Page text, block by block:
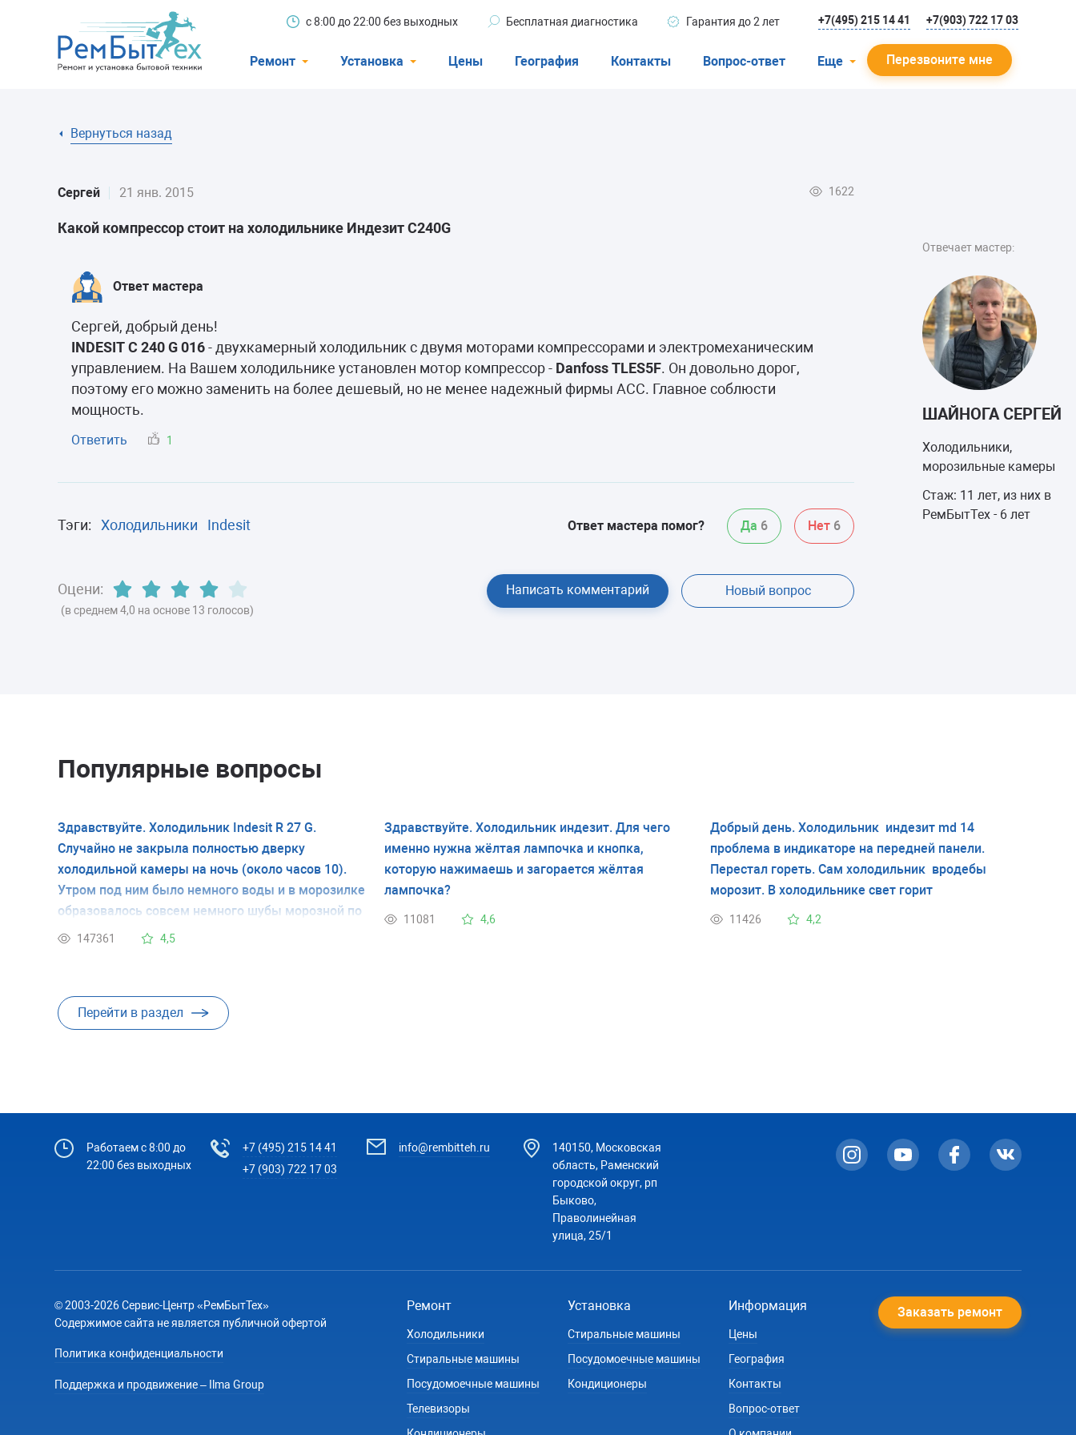
с 8:00 до 22:00 без выходных Бесплатная диагностика Гарантия до 2 лет +7(495) 215 14 41 +7(903) 722 17 03
Ремонт
Кондиционеры
Морозильные камеры
Сушильные машины
Установка Цены География Контакты Вопрос-ответ Еще
Мастера
Перезвоните мне
Вернуться назад
Сергей 21 янв. 2015 1622
Какой компрессор стоит на холодильнике Индезит C240G
Отвечает мастер:
ШАЙНОГА СЕРГЕЙ
Холодильники,
морозильные камеры
Стаж: 11 лет, из них в
РемБытТех - 6 лет
Ответ мастера
Сергей, добрый день!
INDESIT C 240 G 016- двухкамерный холодильник с двумя моторами компрессорами и электромеханическим
управлением. На Вашем холодильнике установлен мотор компрессор - Danfoss TLES5F. Он довольно дорог,
поэтому его можно заменить на более дешевый, но не менее надежный фирмы ACC. Главное соблюсти
мощность.
Ответить 1
Тэги: Холодильники Indesit Ответ мастера помог? Да 6 Нет 6
Оцени:
(в среднем 4,0 на основе 13 голосов)
Написать комментарий Новый вопрос
Популярные вопросы
Здравствуйте. Холодильник Indesit R 27 G.
Случайно не закрыла полностью дверку
холодильной камеры на ночь (около часов 10).
Утром под ним было немного воды и в морозилке
образовалось совсем немного шубы морозной по
стенке. Дверь холодильной камеры закрыла и
около 2 часов и не слышу, чтоб работал. Это
значит, уже не оживёт?
147361 4,5
Здравствуйте. Холодильник индезит. Для чего
именно нужна жёлтая лампочка и кнопка,
которую нажимаешь и загорается жёлтая
лампочка?
11081 4,6
Добрый день. Холодильник индезит md 14
проблема в индикаторе на передней панели.
Перестал гореть. Сам холодильник вродебы
морозит. В холодильнике свет горит
11426 4,2
Перейти в раздел
Работаем с 8:00 до
22:00 без выходных
+7 (495) 215 14 41
+7 (903) 722 17 03
info@rembitteh.ru
140150, Московская
область, Раменский
городской округ, рп
Быково,
Праволинейная
улица, 25/1
© 2003-2026 Сервис-Центр «РемБытТех»
Содержимое сайта не является публичной офертой
Политика конфиденциальности
Поддержка и продвижение – Ilma Group
Ремонт
Холодильники
Стиральные машины
Посудомоечные машины
Телевизоры
Установка
Стиральные машины
Посудомоечные машины
Кондиционеры
Информация
Цены
География
Контакты
Вопрос-ответ
Заказать ремонт